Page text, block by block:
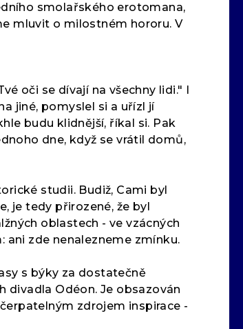
smolařského erotomana,
mluvit o milostném hororu. V
oči se dívají na všechny lidi." I
jiné, pomyslel si a uřízl jí
budu klidnější, říkal si. Pak
dne, když se vrátil domů,
studii. Budiž, Cami byl
je tedy přirozené, že byl
oblastech - ve vzácných
ani zde nenalezneme zmínku.
s býky za dostatečně
divadla Odéon. Je obsazován
zdrojem inspirace -